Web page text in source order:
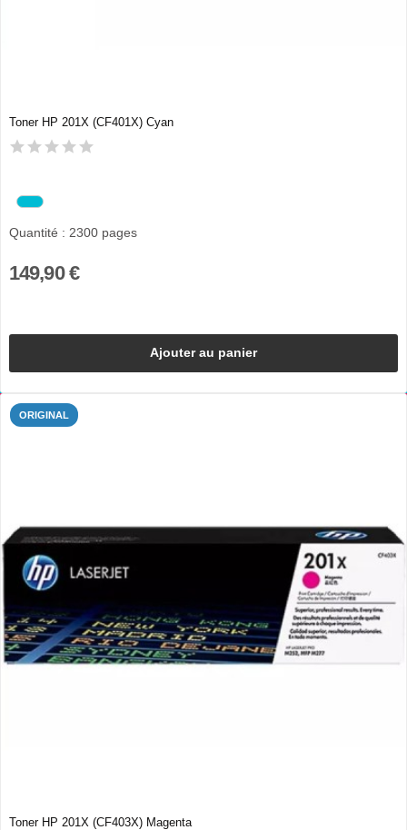
Toner HP 201X (CF401X) Cyan
Quantité : 2300 pages
149,90 €
Ajouter au panier
ORIGINAL
Toner HP 201X (CF403X) Magenta